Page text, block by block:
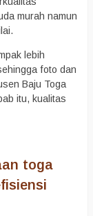
murah namun
lebih
foto dan
Baju Toga
itu, kualitas
toga